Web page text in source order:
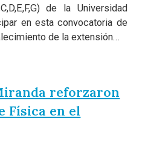
de la Universidad
en esta convocatoria de
de la extensión...
reforzaron
Física en el